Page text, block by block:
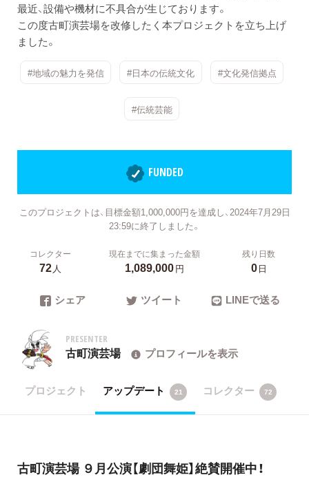
最近、設備や機材に不具合が生じております。
この度古町演芸場を改修したく本プロジェクトを立ち上げ
ました。
#地域の魅力を発信 #日本の伝統文化 #文化発信拠点
#伝統芸能
FUNDED
このプロジェクトは、目標金額1,000,000円を達成し、2024年7月29日
23:59に終了しました。
コレクター
72人
現在までに集まった金額
1,089,000円
残り日数
0日
シェア ツイート LINEで送る
PRESENTER
古町演芸場 プロフィールを表示
プロジェクト アップデート 21 コレクター 72
古町演芸場 ９月公演【劇団舞姫】絶賛開催中！